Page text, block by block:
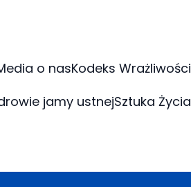
o nasKodeks Wrażliwości
jamy ustnejSztuka Życia